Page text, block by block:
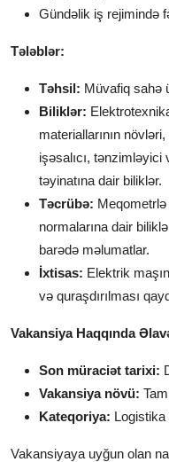
Gündəlik iş rejimində
Tələblər:
Təhsil: Müvafiq sahə
Biliklər:
materiallarının
işəsalıcı,
təyinatına dair biliklər.
Təcrübə: Meqometrlə
normalarına dair
barədə məlumatlar.
İxtisas: Elektrik
və quraşdırılması
Vakansiya Haqqında
Son müraciət tarixi:
Vakansiya növü:
Kateqoriya:
Vakansiyaya uyğun olan